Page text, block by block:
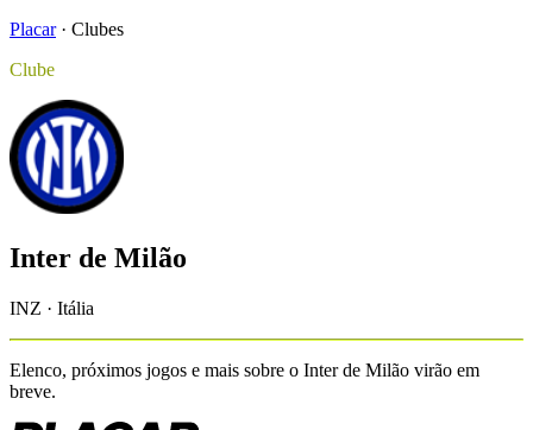
Placar · Clubes
Clube
Inter de Milão
INZ · Itália
Elenco, próximos jogos e mais sobre o Inter de Milão virão em
breve.